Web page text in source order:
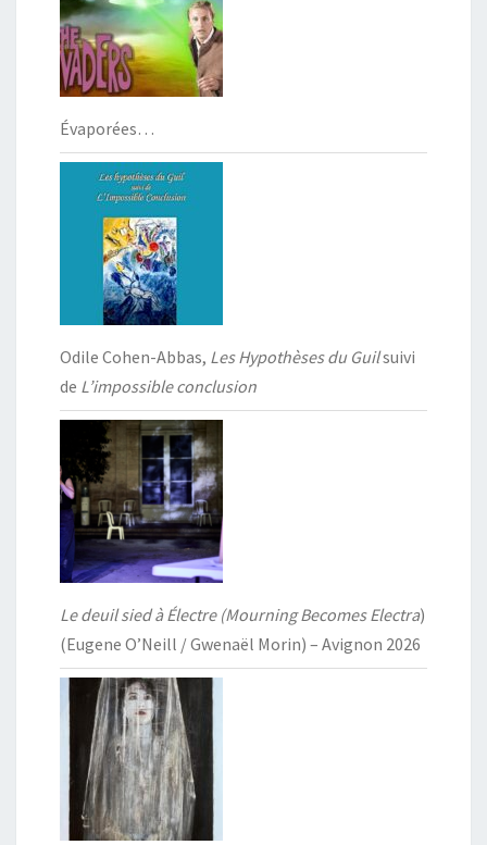
Évaporées…
Odile Cohen-Abbas, Les Hypothèses du Guilsuivi
de L’impossible conclusion
Le deuil sied à Électre (Mourning Becomes Electra)
(Eugene O’Neill / Gwenaël Morin) – Avignon 2026